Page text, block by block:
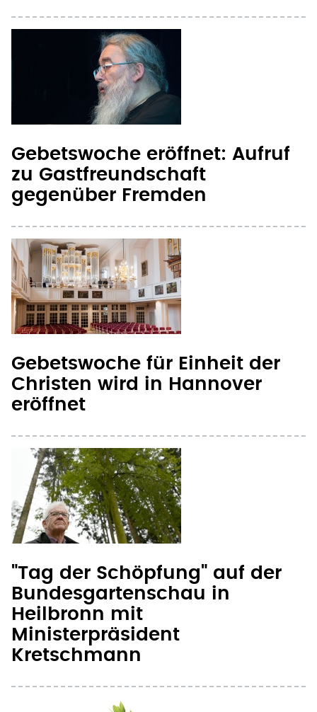
Gebetswoche eröffnet: Aufruf
zu Gastfreundschaft
gegenüber Fremden
Gebetswoche für Einheit der
Christen wird in Hannover
eröffnet
"Tag der Schöpfung" auf der
Bundesgartenschau in
Heilbronn mit
Ministerpräsident
Kretschmann